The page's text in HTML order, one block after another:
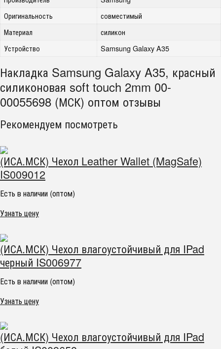
Оригинальность
совместимый
Материал
силикон
Устройство
Samsung Galaxy A35
Накладка Samsung Galaxy A35, красный
силиконовая soft touch 2mm 00-
00055698 (МСК) оптом отзывы
Рекомендуем посмотреть
(ИСА.МСК) Чехол Leather Wallet (MagSafe)
IS009012
Есть в наличии (оптом)
Узнать цену
(ИСА.МСК) Чехол влагоустойчивый для IPad
черный IS006977
Есть в наличии (оптом)
Узнать цену
(ИСА.МСК) Чехол влагоустойчивый для IPad